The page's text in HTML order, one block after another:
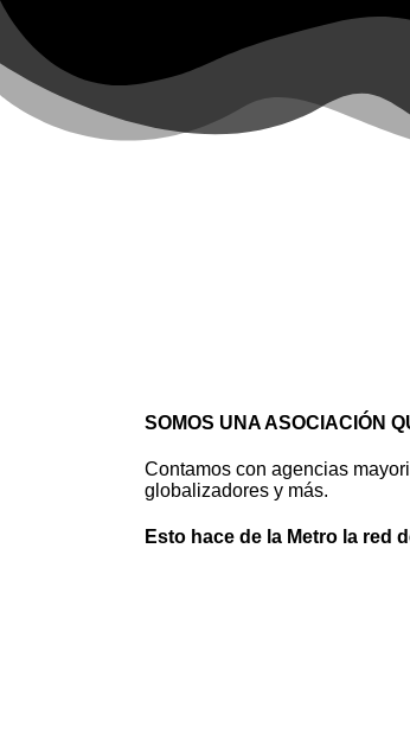
SOMOS UNA ASOCIACIÓN
Contamos con agencias
globalizadores y más.
Esto hace de la Metro la red